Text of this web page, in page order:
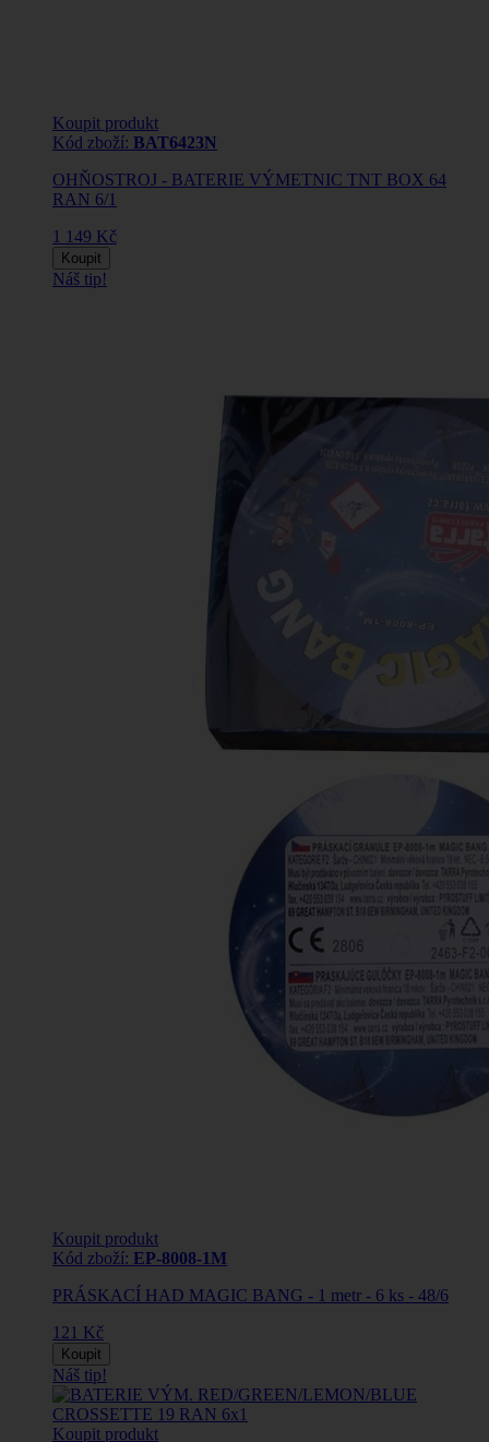
Koupit produkt
Kód zboží: BAT6423N
OHŇOSTROJ - BATERIE VÝMETNIC TNT BOX 64
RAN 6/1
1 149 Kč
Koupit
Náš tip!
Koupit produkt
Kód zboží: EP-8008-1M
PRÁSKACÍ HAD MAGIC BANG - 1 metr - 6 ks - 48/6
121 Kč
Koupit
Náš tip!
Koupit produkt